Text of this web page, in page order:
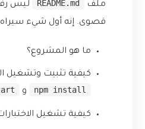
ملف README.md
ليس
قصوى. إنه أول شيء سيراه
ما هو المشروع؟
كيفية تثبيت وتشغيل
npm install
و
كيفية تشغيل